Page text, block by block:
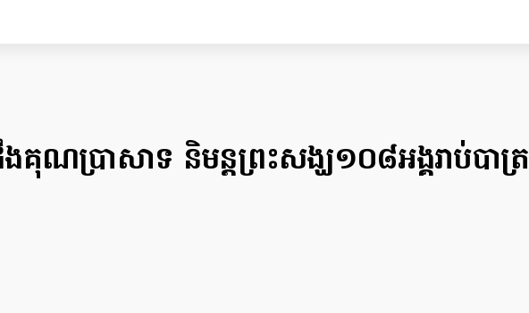
ងគុណប្រាសាទ និមន្ត​ព្រះសង្ឃ១០៨អង្គរាប់បាត្រ